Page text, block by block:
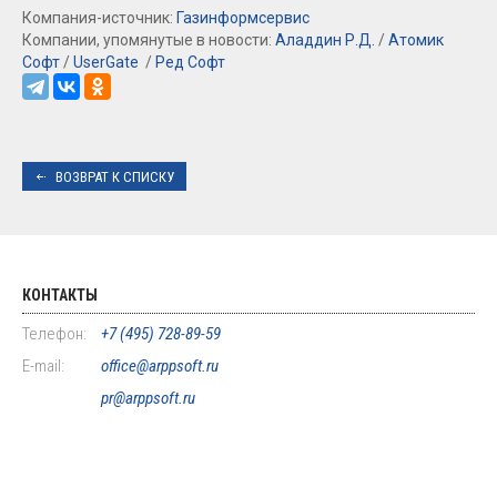
Компания-источник: Газинформсервис
Компании, упомянутые в новости: Аладдин Р.Д. /Атомик
Софт /UserGate /Ред Софт
ВОЗВРАТ К СПИСКУ
КОНТАКТЫ
Телефон:
+7 (495) 728-89-59
E-mail:
office@arppsoft.ru
pr@arppsoft.ru